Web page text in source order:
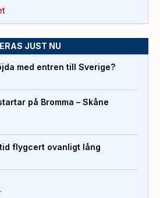
JUST NU
med entren till Sverige?
på Bromma – Skåne
flygcert ovanligt lång